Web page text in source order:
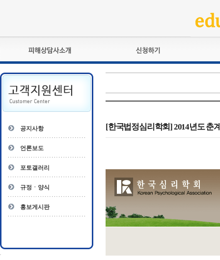
피해상담사란?
자격관리규정
상담사 자격증 확인
- 피해상담사 1급
- 전문수련감독자
- 전문수련기관
교육훈련
자격복원
공지사항
언론보도
포토갤러리
규정ㆍ양식
홍보게시판
[한국법정심리학회] 2014년도 춘